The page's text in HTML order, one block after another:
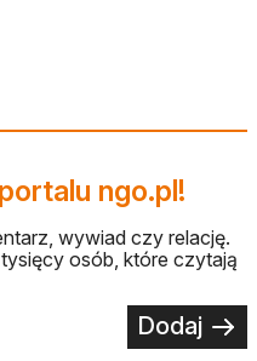
ngo.pl!
wywiad czy relację.
osób, które czytają
Dodaj